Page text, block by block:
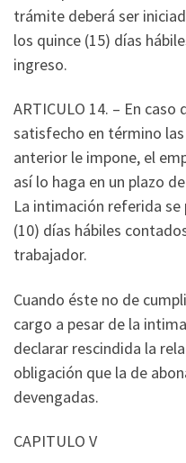
trámite deberá ser
los quince (15) días
ingreso.
ARTICULO 14. – En
satisfecho en término
anterior le impone, el
así lo haga en un plazo
La intimación referida
(10) días hábiles
trabajador.
Cuando éste no de
cargo a pesar de la
declarar rescindida la
obligación que la de
devengadas.
CAPITULO V